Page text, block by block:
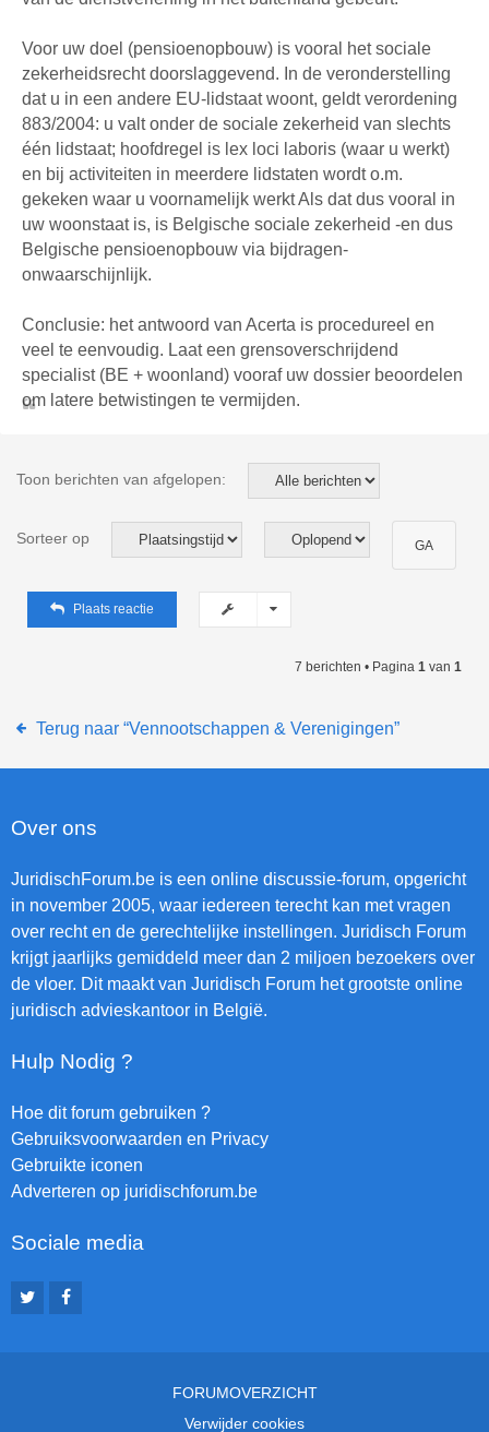
Voor uw doel (pensioenopbouw) is vooral het sociale
zekerheidsrecht doorslaggevend. In de veronderstelling
dat u in een andere EU‑lidstaat woont, geldt verordening
883/2004: u valt onder de sociale zekerheid van slechts
één lidstaat; hoofdregel is lex loci laboris (waar u werkt)
en bij activiteiten in meerdere lidstaten wordt o.m.
gekeken waar u voornamelijk werkt Als dat dus vooral in
uw woonstaat is, is Belgische sociale zekerheid -en dus
Belgische pensioenopbouw via bijdragen-
onwaarschijnlijk.
Conclusie: het antwoord van Acerta is procedureel en
veel te eenvoudig. Laat een grensoverschrijdend
specialist (BE + woonland) vooraf uw dossier beoordelen
om latere betwistingen te vermijden.
Toon berichten van afgelopen:
Sorteer op
Plaats reactie
7 berichten • Pagina 1 van 1
Terug naar “Vennootschappen & Verenigingen”
Over ons
JuridischForum.be is een online discussie-forum, opgericht
in november 2005, waar iedereen terecht kan met vragen
over recht en de gerechtelijke instellingen. Juridisch Forum
krijgt jaarlijks gemiddeld meer dan 2 miljoen bezoekers over
de vloer. Dit maakt van Juridisch Forum het grootste online
juridisch advieskantoor in België.
Hulp Nodig ?
Hoe dit forum gebruiken ?
Gebruiksvoorwaarden en Privacy
Gebruikte iconen
Adverteren op juridischforum.be
Sociale media
FORUMOVERZICHT
Verwijder cookies